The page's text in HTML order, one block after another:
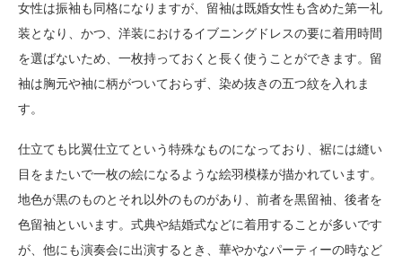
女性は振袖も同格になりますが、留袖は既婚女性も含めた第一礼
装となり、かつ、洋装におけるイブニングドレスの要に着用時間
を選ばないため、一枚持っておくと長く使うことができます。留
袖は胸元や袖に柄がついておらず、染め抜きの五つ紋を入れま
す。
仕立ても比翼仕立てという特殊なものになっており、裾には縫い
目をまたいで一枚の絵になるような絵羽模様が描かれています。
地色が黒のものとそれ以外のものがあり、前者を黒留袖、後者を
色留袖といいます。式典や結婚式などに着用することが多いです
が、他にも演奏会に出演するとき、華やかなパーティーの時など